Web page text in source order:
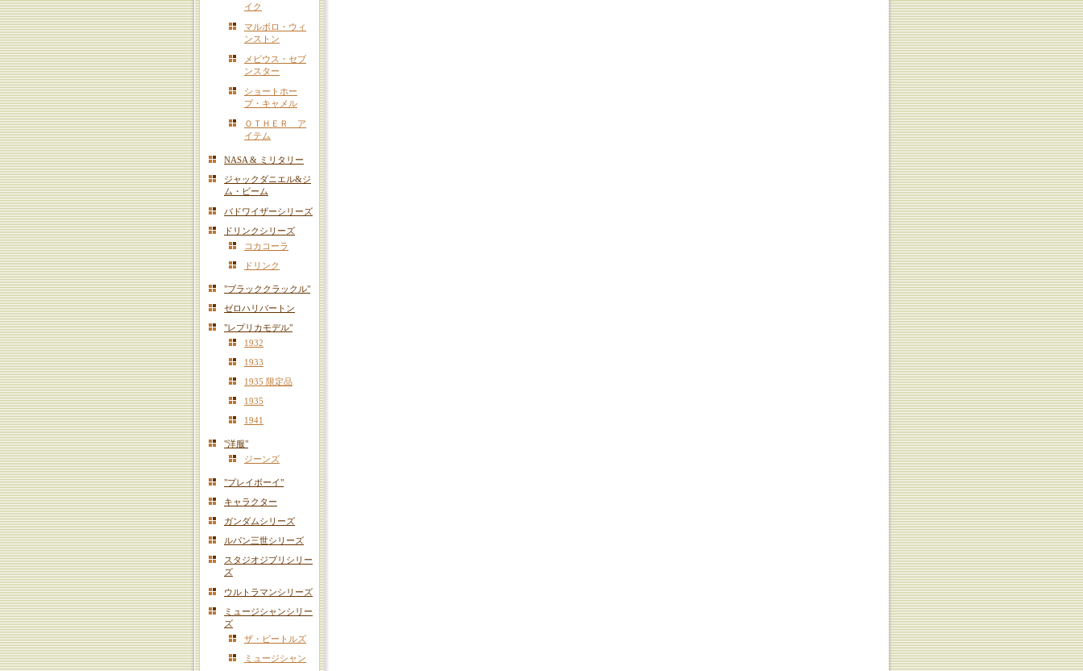
イク
マルボロ・ウィ
ンストン
メビウス・セブ
ンスター
ショートホー
プ・キャメル
ＯＴＨＥＲ ア
イテム
NASA & ミリタリー
ジャックダニエル&ジ
ム・ビーム
バドワイザーシリーズ
ドリンクシリーズ
コカコーラ
ドリンク
"ブラッククラックル"
ゼロハリバートン
"レプリカモデル"
1932
1933
1935 限定品
1935
1941
"洋服"
ジーンズ
"プレイボーイ"
キャラクター
ガンダムシリーズ
ルパン三世シリーズ
スタジオジブリシリー
ズ
ウルトラマンシリーズ
ミュージシャンシリー
ズ
ザ・ビートルズ
ミュージシャン